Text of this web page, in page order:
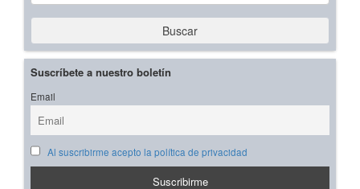
Buscar
Suscríbete a nuestro boletín
Email
Al suscribirme acepto la política de privacidad